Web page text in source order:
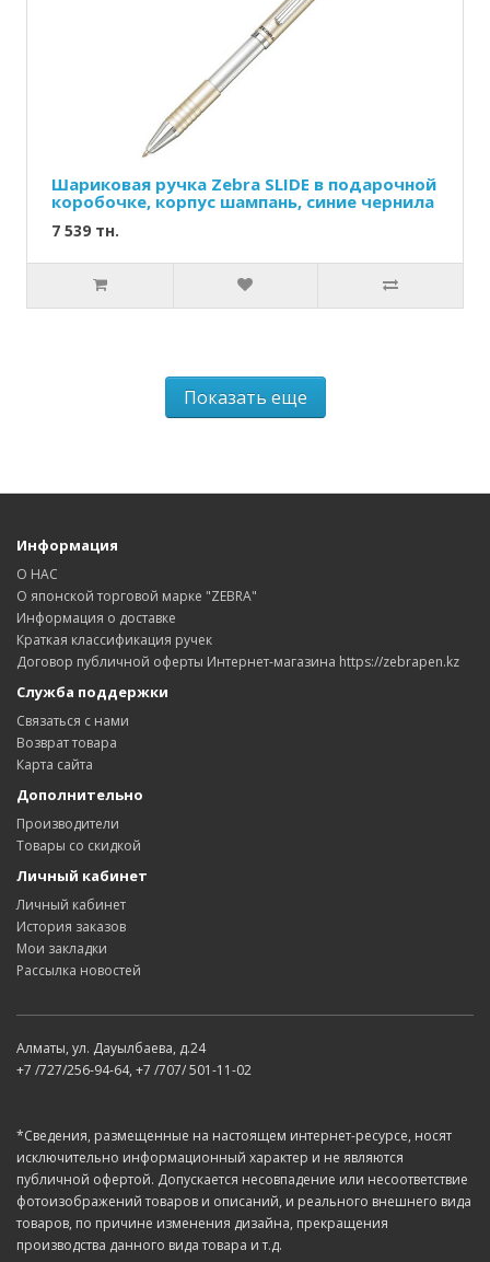
Шариковая ручка Zebra SLIDE в подарочной
коробочке, корпус шампань, синие чернила
7 539 тн.
Показать еще
Информация
О НАС
О японской торговой марке "ZEBRA"
Информация о доставке
Краткая классификация ручек
Договор публичной оферты Интернет-магазина https://zebrapen.kz
Служба поддержки
Связаться с нами
Возврат товара
Карта сайта
Дополнительно
Производители
Товары со скидкой
Личный кабинет
Личный кабинет
История заказов
Мои закладки
Рассылка новостей
Алматы, ул. Дауылбаева, д.24
+7 /727/256-94-64, +7 /707/ 501-11-02
*Сведения, размещенные на настоящем интернет-ресурсе, носят
исключительно информационный характер и не являются
публичной офертой. Допускается несовпадение или несоответствие
фотоизображений товаров и описаний, и реального внешнего вида
товаров, по причине изменения дизайна, прекращения
производства данного вида товара и т.д.